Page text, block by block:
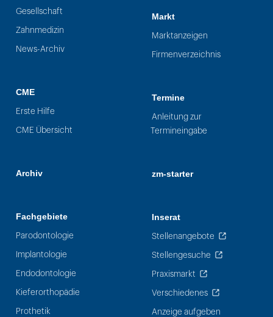
Gesellschaft
Zahnmedizin
News-Archiv
CME
Erste Hilfe
CME Übersicht
Archiv
Fachgebiete
Parodontologie
Implantologie
Endodontologie
Kieferorthopädie
Prothetik
Markt
Marktanzeigen
Firmenverzeichnis
Termine
Anleitung zur
Termineingabe
zm-starter
Inserat
Stellenangebote
Stellengesuche
Praxismarkt
Verschiedenes
Anzeige aufgeben